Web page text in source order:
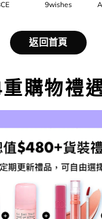
9wishes
返回首頁
購物禮